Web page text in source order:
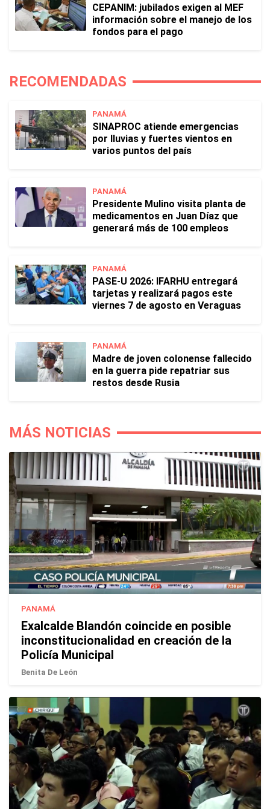
CEPANIM: jubilados exigen al MEF
información sobre el manejo de los
fondos para el pago
RECOMENDADAS
PANAMÁ
SINAPROC atiende emergencias
por lluvias y fuertes vientos en
varios puntos del país
PANAMÁ
Presidente Mulino visita planta de
medicamentos en Juan Díaz que
generará más de 100 empleos
PANAMÁ
PASE-U 2026: IFARHU entregará
tarjetas y realizará pagos este
viernes 7 de agosto en Veraguas
PANAMÁ
Madre de joven colonense fallecido
en la guerra pide repatriar sus
restos desde Rusia
MÁS NOTICIAS
PANAMÁ
Exalcalde Blandón coincide en posible
inconstitucionalidad en creación de la
Policía Municipal
Benita De León